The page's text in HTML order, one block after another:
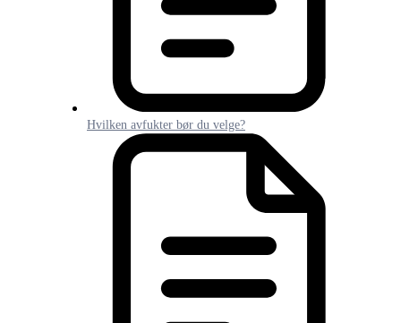
Hvilken avfukter bør du velge?